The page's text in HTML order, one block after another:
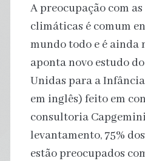
A preocupação com
climáticas é comum
mundo todo e é ainda
aponta novo estudo
Unidas para a
em inglês) feito em
consultoria
levantamento, 75%
estão preocupados